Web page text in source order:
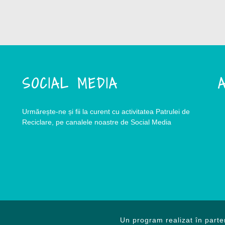
SOCIAL MEDIA
Urmărește-ne și fii la curent cu activitatea Patrulei de
Reciclare, pe canalele noastre de Social Media
Un program realizat în